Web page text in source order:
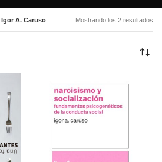
Igor A. Caruso Mostrando los 2 resultados